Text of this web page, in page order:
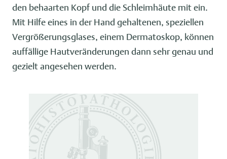
den behaarten Kopf und die Schleimhäute mit ein.
Mit Hilfe eines in der Hand gehaltenen, speziellen
Vergrößerungsglases, einem Dermatoskop, können
auffällige Hautveränderungen dann sehr genau und
gezielt angesehen werden.